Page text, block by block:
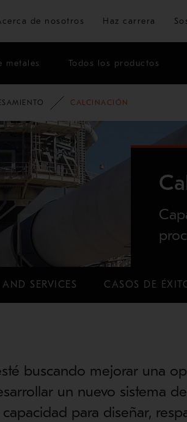
Ir al contenido principal
de nosotros Haz carrera
metales Todos los productos
CALCINACIÓN
AND SERVICES CASOS DE
buscando mejorar una
un nuevo sistema
para diseñar,